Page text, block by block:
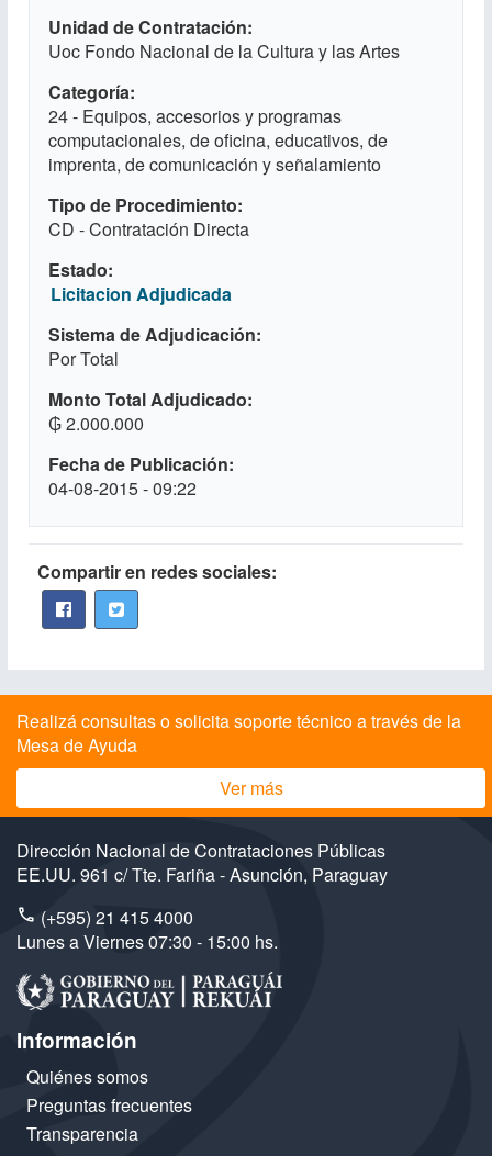
Unidad de Contratación
Uoc Fondo Nacional de la Cultura y las Artes
Categoría
24 - Equipos, accesorios y programas
computacionales, de oficina, educativos, de
imprenta, de comunicación y señalamiento
Tipo de Procedimiento
CD - Contratación Directa
Estado
Licitacion Adjudicada
Sistema de Adjudicación
Por Total
Monto Total Adjudicado
₲ 2.000.000
Fecha de Publicación
04-08-2015 - 09:22
Compartir en redes sociales:
Realizá consultas o solicita soporte técnico a través de la
Mesa de Ayuda
Ver más
Dirección Nacional de Contrataciones Públicas
EE.UU. 961 c/ Tte. Fariña - Asunción, Paraguay
(+595) 21 415 4000
Lunes a Viernes 07:30 - 15:00 hs.
Información
Quiénes somos
Preguntas frecuentes
Transparencia